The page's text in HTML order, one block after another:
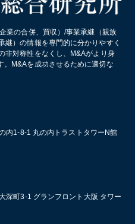
業の合併、買収）/事業承継（親族
継）の情報を専門的に分かりやすく
非対称性をなくし、M&Aがより身
。M&Aを成功させるために適切な
内1-8-1 丸の内トラストタワーN館
深町3-1 グランフロント大阪 タワー